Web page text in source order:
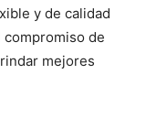
y de calidad
de
mejores